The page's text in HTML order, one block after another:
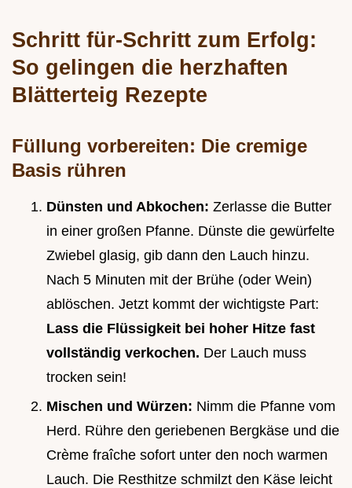
Schritt für-Schritt zum Erfolg:
So gelingen die herzhaften
Blätterteig Rezepte
Füllung vorbereiten: Die cremige
Basis rühren
Dünsten und Abkochen: Zerlasse die Butter
in einer großen Pfanne. Dünste die gewürfelte
Zwiebel glasig, gib dann den Lauch hinzu.
Nach 5 Minuten mit der Brühe (oder Wein)
ablöschen. Jetzt kommt der wichtigste Part:
Lass die Flüssigkeit bei hoher Hitze fast
vollständig verkochen. Der Lauch muss
trocken sein!
Mischen und Würzen: Nimm die Pfanne vom
Herd. Rühre den geriebenen Bergkäse und die
Crème fraîche sofort unter den noch warmen
Lauch. Die Resthitze schmilzt den Käse leicht